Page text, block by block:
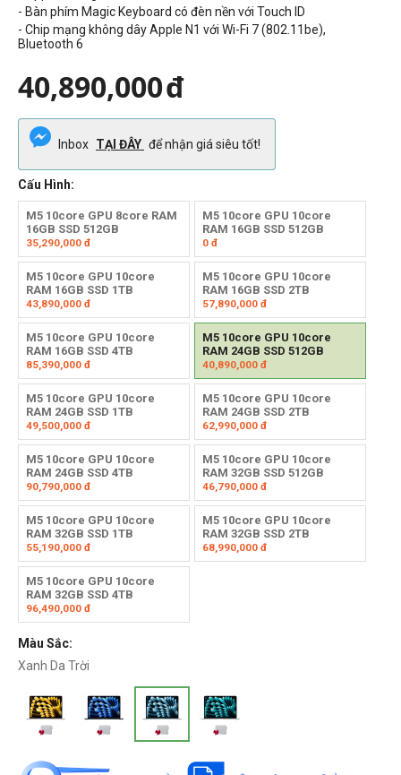
- Bàn phím Magic Keyboard có đèn nền với Touch ID
- Chip mạng không dây Apple N1 với Wi-Fi 7 (802.11be),
Bluetooth 6
40,890,000đ
Inbox TẠI ĐÂY để nhận giá siêu tốt!
Cấu Hình:
M5 10core GPU 8core RAM
16GB SSD 512GB
35,290,000 đ
M5 10core GPU 10core
RAM 16GB SSD 512GB
0đ
M5 10core GPU 10core
RAM 16GB SSD 1TB
43,890,000 đ
M5 10core GPU 10core
RAM 16GB SSD 2TB
57,890,000đ
M5 10core GPU 10core
RAM 16GB SSD 4TB
85,390,000 đ
M5 10core GPU 10core
RAM 24GB SSD 512GB
40,890,000đ
M5 10core GPU 10core
RAM 24GB SSD 1TB
49,500,000 đ
M5 10core GPU 10core
RAM 24GB SSD 2TB
62,990,000đ
M5 10core GPU 10core
RAM 24GB SSD 4TB
90,790,000 đ
M5 10core GPU 10core
RAM 32GB SSD 512GB
46,790,000đ
M5 10core GPU 10core
RAM 32GB SSD 1TB
55,190,000 đ
M5 10core GPU 10core
RAM 32GB SSD 2TB
68,990,000đ
M5 10core GPU 10core
RAM 32GB SSD 4TB
96,490,000 đ
Màu Sắc:
Xanh Da Trời